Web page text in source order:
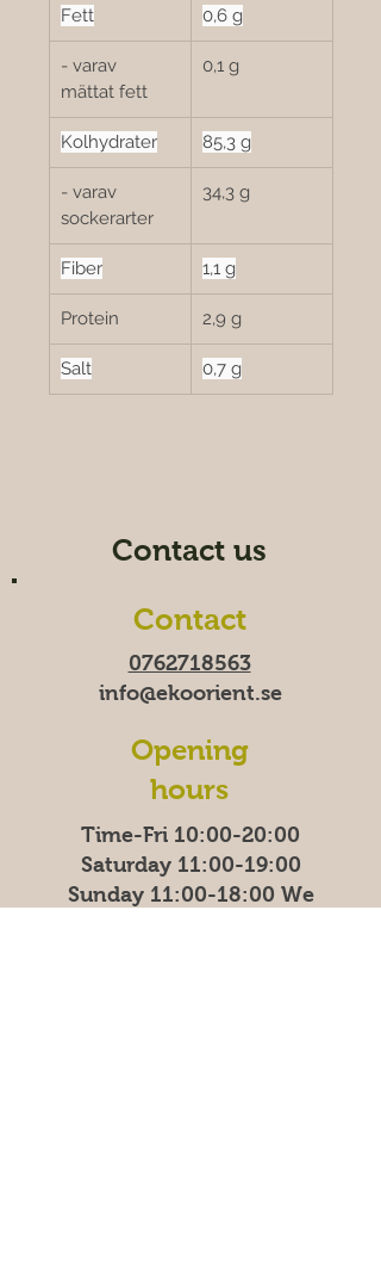
Fett 0,6 g
- varav
mättat fett
0,1 g
Kolhydrater 85,3 g
- varav
sockerarter
34,3 g
Fiber 1,1 g
Protein 2,9 g
Salt 0,7 g
Contact us
Contact
0762718563
info@ekoorient.se
Opening
hours
Time-Fri 10:00-20:00
Saturday 11:00-19:00
Sunday 11:00-18:00 We